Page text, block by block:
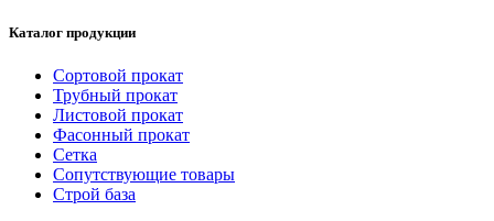
Каталог продукции
Сортовой прокат
Трубный прокат
Листовой прокат
Фасонный прокат
Сетка
Сопутствующие товары
Строй база